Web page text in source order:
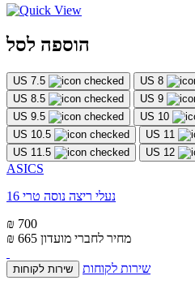
הוספה לסל
US 7.5
US 8
US 8.5
US 9
US 9.5
US 10
US 10.5
US 11
US 11.5
US 12
ASICS
נעלי ריצה נוסה טרי 16
₪ 700
₪ 665 מחיר לחברי מועדון
שירות לקוחות שירות לקוחות